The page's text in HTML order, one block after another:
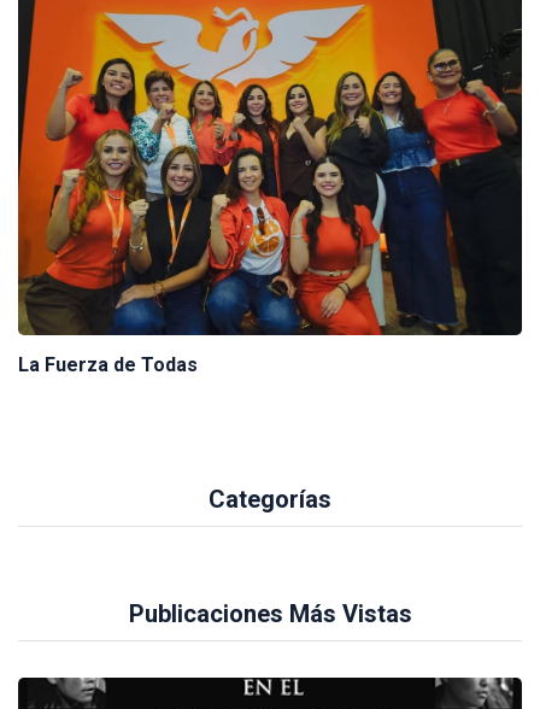
La Fuerza de Todas
Categorías
Publicaciones Más Vistas